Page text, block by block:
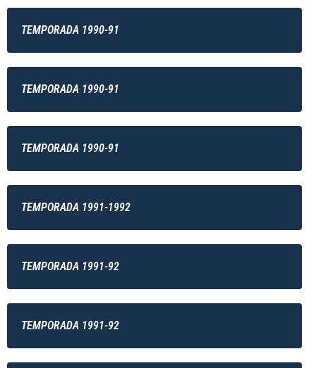
TEMPORADA 1990-91
TEMPORADA 1990-91
TEMPORADA 1990-91
TEMPORADA 1991-1992
TEMPORADA 1991-92
TEMPORADA 1991-92